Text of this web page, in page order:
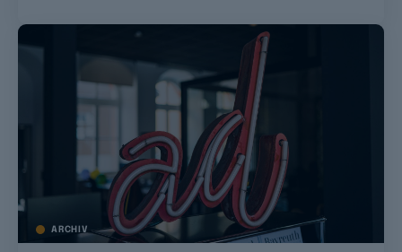
ARCHIV